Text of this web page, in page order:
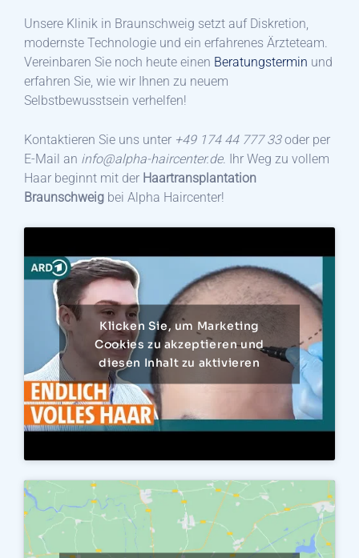
Unsere Klinik in Braunschweig setzt auf Diskretion,
modernste Technologie und ein erfahrenes Ärzteteam.
Vereinbaren Sie noch heute einen Beratungstermin und
erfahren Sie, wie wir Ihnen zu neuem
Selbstbewusstsein verhelfen!
Kontaktieren Sie uns unter +49 174 44 777 33oder per
E-Mail an info@alpha-haircenter.de. Ihr Weg zu vollem
Haar beginnt mit der Haartransplantation
Braunschweig bei Alpha Haircenter!
Klicken Sie, um Marketing
Cookies zu akzeptieren und
diesen Inhalt zu aktivieren